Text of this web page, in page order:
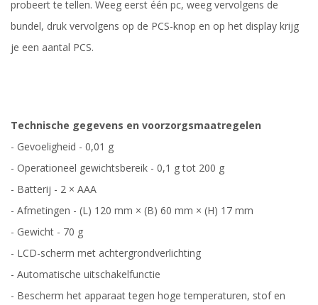
probeert te tellen. Weeg eerst één pc, weeg vervolgens de
bundel, druk vervolgens op de PCS-knop en op het display krijg
je een aantal PCS.
Technische gegevens en voorzorgsmaatregelen
- Gevoeligheid - 0,01 g
- Operationeel gewichtsbereik - 0,1 g tot 200 g
- Batterij - 2 × AAA
- Afmetingen - (L) 120 mm × (B) 60 mm × (H) 17 mm
- Gewicht - 70 g
- LCD-scherm met achtergrondverlichting
- Automatische uitschakelfunctie
- Bescherm het apparaat tegen hoge temperaturen, stof en